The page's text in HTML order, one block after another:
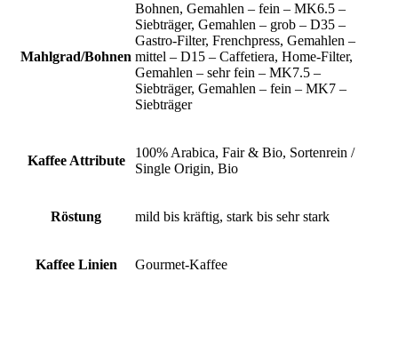
Mahlgrad/Bohnen
Bohnen, Gemahlen – fein – MK6.5 –
Siebträger, Gemahlen – grob – D35 –
Gastro-Filter, Frenchpress, Gemahlen –
mittel – D15 – Caffetiera, Home-Filter,
Gemahlen – sehr fein – MK7.5 –
Siebträger, Gemahlen – fein – MK7 –
Siebträger
Kaffee Attribute
100% Arabica, Fair & Bio, Sortenrein /
Single Origin, Bio
Röstung mild bis kräftig, stark bis sehr stark
Kaffee Linien Gourmet-Kaffee